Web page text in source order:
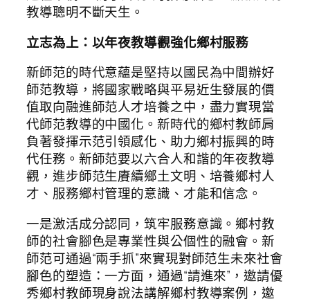
教導聰明不斷天生。
立志為上：以年夜教導觀強化鄉村服務
新師范的時代意蘊是堅持以國民為中間辦好
師范教導，將國家戰略與平易近生發展的價
值取向融進師范人才培養之中，盡力實現當
代師范教導的中國化。新時代的鄉村教師肩
負著發揮示范引領感化、助力鄉村振興的時
代任務。新師范要以六合人和諧的年夜教導
觀，進步師范生賡續鄉土文明、培養鄉村人
才、服務鄉村管理的意識、才能和信念。
一是激活成分認同，筑牢服務意識。鄉村教
師的社會腳色是專業性與公個性的融會。新
師范可通過“兩手抓”來實現對師范生未來社會
腳色的塑造：一方面，通過“請進來”，邀請優
秀鄉村教師現身說法講解鄉村教導案例，邀